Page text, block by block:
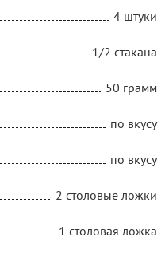
4 штуки
1/2 стакана
50 грамм
по вкусу
по вкусу
2 столовые ложки
1 столовая ложка